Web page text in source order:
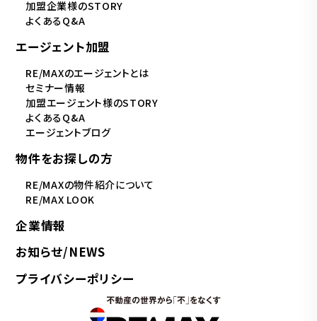
加盟企業様のSTORY
よくあるQ&A
エージェント加盟
RE/MAXのエージェントとは
セミナー情報
加盟エージェント様のSTORY
よくあるQ&A
エージェントブログ
物件をお探しの方
RE/MAXの物件紹介について
RE/MAX LOOK
企業情報
お知らせ/NEWS
プライバシーポリシー